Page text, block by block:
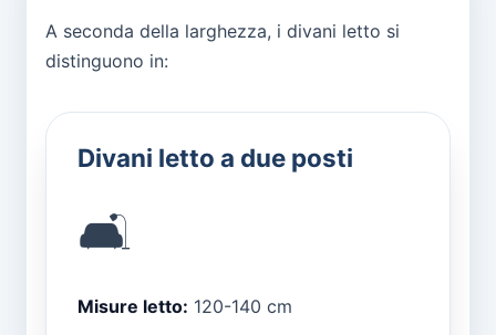
A seconda della larghezza, i divani letto si
distinguono in:
Divani letto a due posti
🛋️
Misure letto: 120-140 cm